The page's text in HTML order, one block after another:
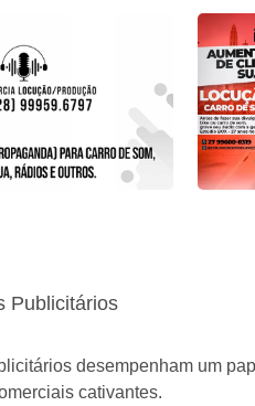
Publicitários
desempenham um
cativantes.